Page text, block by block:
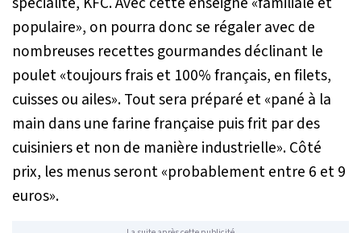
populaire», on pourra donc se régaler avec de
nombreuses recettes gourmandes déclinant le
poulet «toujours frais et 100% français, en filets,
cuisses ou ailes». Tout sera préparé et «pané à la
main dans une farine française puis frit par des
cuisiniers et non de manière industrielle». Côté
prix, les menus seront «probablement entre 6 et 9
euros».